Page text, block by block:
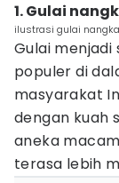
1. Gulai
ilustrasi gulai
Gulai
populer di
masyarakat
dengan kuah
aneka
terasa lebih